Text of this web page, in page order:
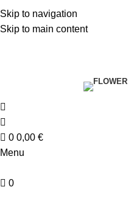
Skip to navigation
Skip to main content
0 0,00 €
Menu
0